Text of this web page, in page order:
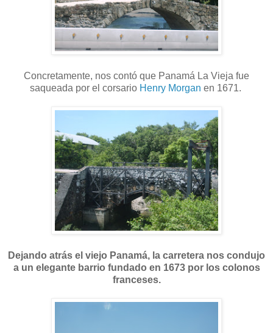
Concretamente, nos contó que Panamá La Vieja fue
saqueada por el corsario Henry Morgan en 1671.
Dejando atrás el viejo Panamá, la carretera nos condujo
a un elegante barrio fundado en 1673 por los colonos
franceses.